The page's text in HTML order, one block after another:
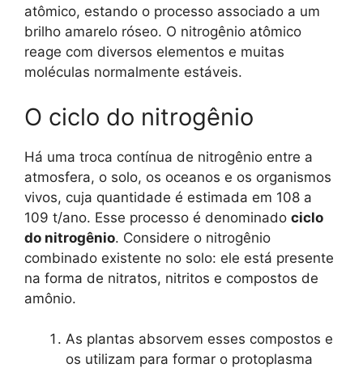
atômico, estando o processo associado a um
brilho amarelo róseo. O nitrogênio atômico
reage com diversos elementos e muitas
moléculas normalmente estáveis.
O ciclo do nitrogênio
Há uma troca contínua de nitrogênio entre a
atmosfera, o solo, os oceanos e os organismos
vivos, cuja quantidade é estimada em 108 a
109 t/ano. Esse processo é denominado ciclo
do nitrogênio. Considere o nitrogênio
combinado existente no solo: ele está presente
na forma de nitratos, nitritos e compostos de
amônio.
As plantas absorvem esses compostos e
os utilizam para formar o protoplasma